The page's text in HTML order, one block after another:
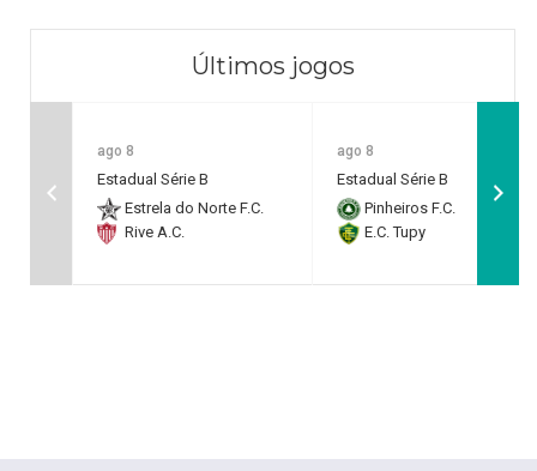
Últimos jogos
ago 8
Estadual Série B
Estrela do Norte F.C.
Rive A.C.
ago 8
Estadual Série B
Pinheiros F.C.
E.C. Tupy